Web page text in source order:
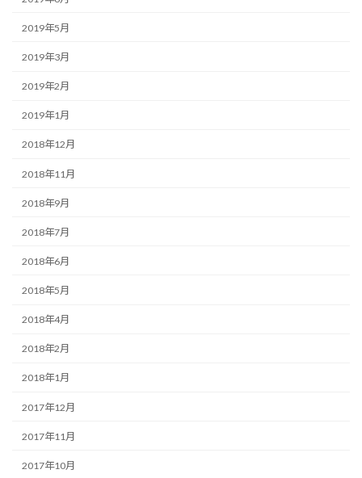
2019年5月
2019年3月
2019年2月
2019年1月
2018年12月
2018年11月
2018年9月
2018年7月
2018年6月
2018年5月
2018年4月
2018年2月
2018年1月
2017年12月
2017年11月
2017年10月